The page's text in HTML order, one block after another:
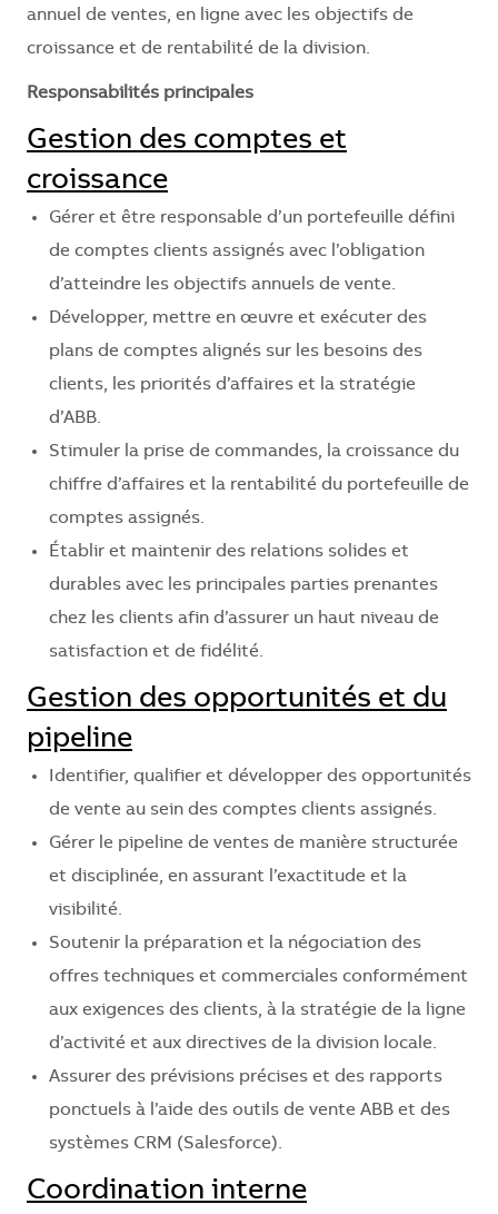
annuel de ventes, en ligne avec les objectifs de
croissance et de rentabilité de la division.
Responsabilités principales
Gestion des comptes et
croissance
Gérer et être responsable d’un portefeuille défini
de comptes clients assignés avec l’obligation
d’atteindre les objectifs annuels de vente.
Développer, mettre en œuvre et exécuter des
plans de comptes alignés sur les besoins des
clients, les priorités d’affaires et la stratégie
d’ABB.
Stimuler la prise de commandes, la croissance du
chiffre d’affaires et la rentabilité du portefeuille de
comptes assignés.
Établir et maintenir des relations solides et
durables avec les principales parties prenantes
chez les clients afin d’assurer un haut niveau de
satisfaction et de fidélité.
Gestion des opportunités et du
pipeline
Identifier, qualifier et développer des opportunités
de vente au sein des comptes clients assignés.
Gérer le pipeline de ventes de manière structurée
et disciplinée, en assurant l’exactitude et la
visibilité.
Soutenir la préparation et la négociation des
offres techniques et commerciales conformément
aux exigences des clients, à la stratégie de la ligne
d’activité et aux directives de la division locale.
Assurer des prévisions précises et des rapports
ponctuels à l’aide des outils de vente ABB et des
systèmes CRM (Salesforce).
Coordination interne